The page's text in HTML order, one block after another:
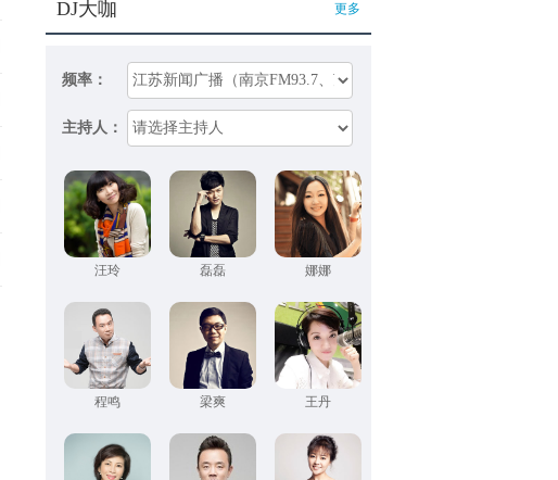
更多
DJ大咖
频率：
主持人：
汪玲 磊磊 娜娜
程鸣 梁爽 王丹